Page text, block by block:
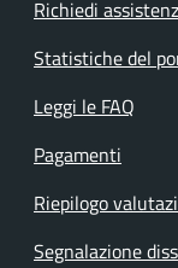
Richiedi
Statistiche del
Leggi le FAQ
Pagamenti
Riepilogo
Segnalazione